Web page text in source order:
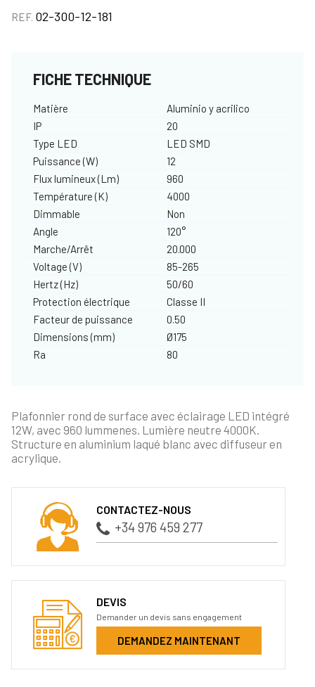
REF. 02-300-12-181
FICHE TECHNIQUE
Matière
Aluminio y acrilico
IP
20
Type LED
LED SMD
Puissance (W)
12
Flux lumineux (Lm)
960
Température (K)
4000
Dimmable
Non
Angle
120°
Marche/Arrêt
20.000
Voltage (V)
85-265
Hertz (Hz)
50/60
Protection électrique
Classe II
Facteur de puissance
0.50
Dimensions (mm)
Ø175
Ra
80
Plafonnier rond de surface avec éclairage LED intégré
12W, avec 960 lummenes. Lumière neutre 4000K.
Structure en aluminium laqué blanc avec diffuseur en
acrylique.
CONTACTEZ-NOUS
+34 976 459 277
DEVIS
Demander un devis sans engagement
DEMANDEZ MAINTENANT